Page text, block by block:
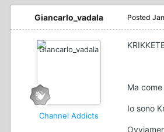
Giancarlo_vadala
Channel Addicts
Posted
Ma
Io sono